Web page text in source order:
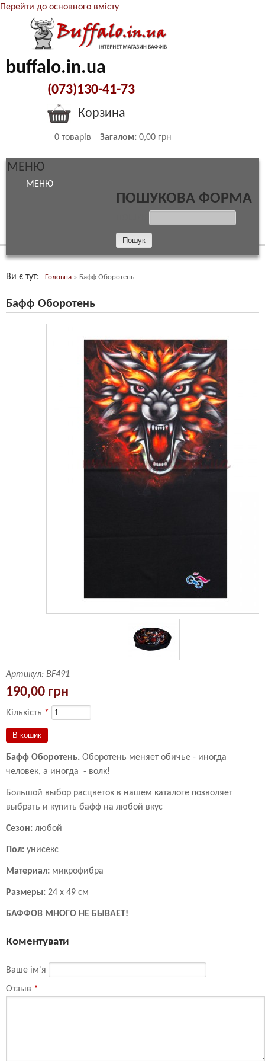
Перейти до основного вмісту
buffalo.in.ua
(073)130-41-73
Корзина
0 товарів Загалом: 0,00 грн
МЕНЮ
МЕНЮ
ПОШУКОВА ФОРМА
Ви є тут Головна » Бафф Оборотень
Бафф Оборотень
Артикул: BF491
190,00 грн
Кількість *
Бафф Оборотень. Оборотень меняет обичье - иногда
человек, а иногда - волк!
Большой выбор расцветок в нашем каталоге позволяет
выбрать и купить бафф на любой вкус
Сезон: любой
Пол: унисекс
Материал: микрофибра
Размеры: 24 х 49 см
БАФФОВ МНОГО НЕ БЫВАЕТ!
Коментувати
Ваше ім'я
Отзыв *